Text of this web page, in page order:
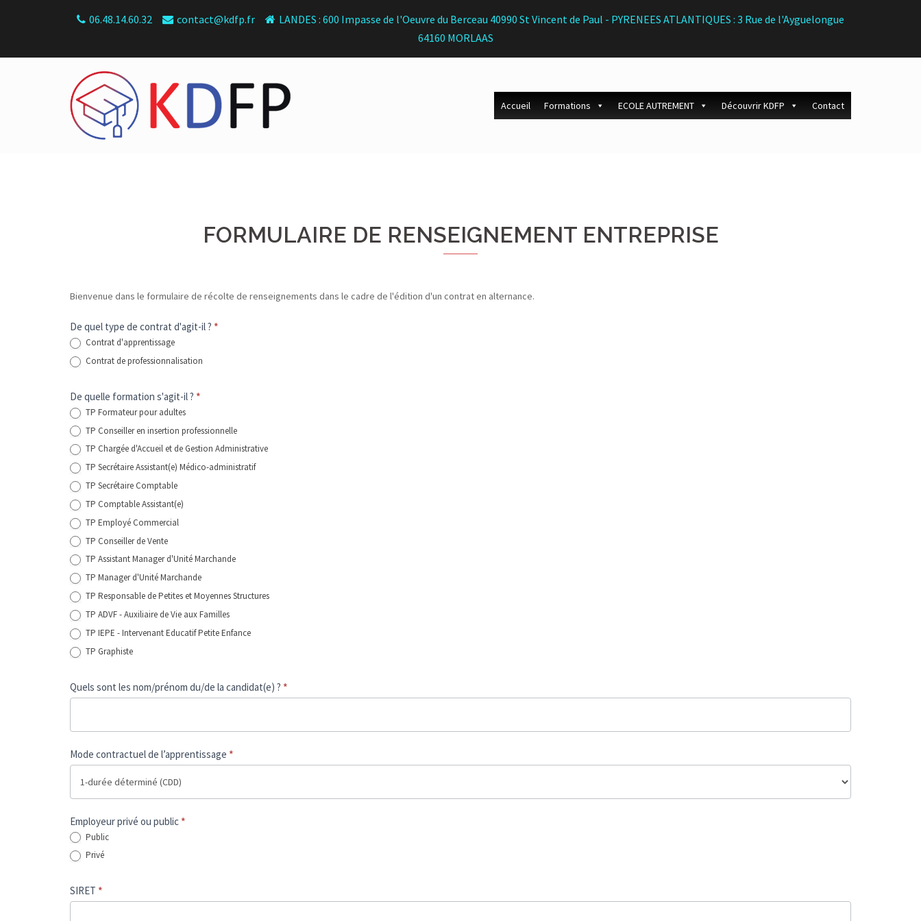
06.48.14.60.32 contact@kdfp.fr
LANDES : 600 Impasse de l'Oeuvre du Berceau 40990 St Vincent de Paul - PYRENEES ATLANTIQUES : 3 Rue de l'Ayguelongue
64160 MORLAAS
Accueil Formations ECOLE AUTREMENT Découvrir KDFP Contact
FORMULAIRE DE RENSEIGNEMENT ENTREPRISE
Alternance
Renseignements
ENTREPRISE
Bienvenue dans le formulaire de récolte de renseignements dans le cadre de l'édition d'un contrat en alternance.
De quel type de contrat d'agit-il ? *
Contrat d'apprentissage
Contrat de professionnalisation
De quelle formation s'agit-il ? *
TP Formateur pour adultes
TP Conseiller en insertion professionnelle
TP Chargée d'Accueil et de Gestion Administrative
TP Secrétaire Assistant(e) Médico-administratif
TP Secrétaire Comptable
TP Comptable Assistant(e)
TP Employé Commercial
TP Conseiller de Vente
TP Assistant Manager d'Unité Marchande
TP Manager d'Unité Marchande
TP Responsable de Petites et Moyennes Structures
TP ADVF - Auxiliaire de Vie aux Familles
TP IEPE - Intervenant Educatif Petite Enfance
TP Graphiste
Quels sont les nom/prénom du/de la candidat(e) ? *
Mode contractuel de l’apprentissage *
Employeur privé ou public *
Public
Privé
SIRET *